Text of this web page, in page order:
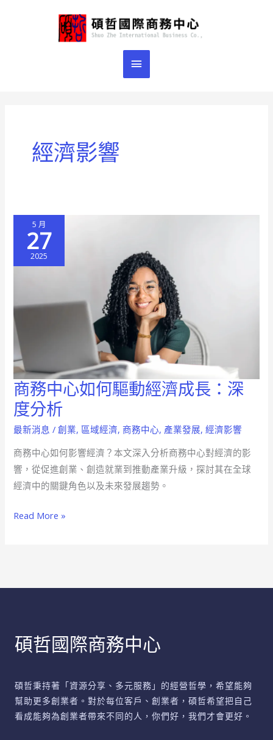
主
要
選
經濟影響
5 月
27
2025
商務中心如何驅動經濟成長：深
度分析
最新消息 /創業,區域經濟, 商務中心, 產業發展,經濟影響
商務中心如何影響經濟？本文深入分析商務中心對經濟的影
響，從促進創業、創造就業到推動產業升級，探討其在全球
經濟中的關鍵角色以及未來發展趨勢。
商
務
中
心
如
何
驅
經
析
Read More »
碩哲國際商務中心
碩哲秉持著「資源分享、多元服務」的經營哲學，希望能夠
幫助更多創業者。對於每位客戶、創業者，碩哲希望把自己
看成能夠為創業者帶來不同的人，你們好，我們才會更好。